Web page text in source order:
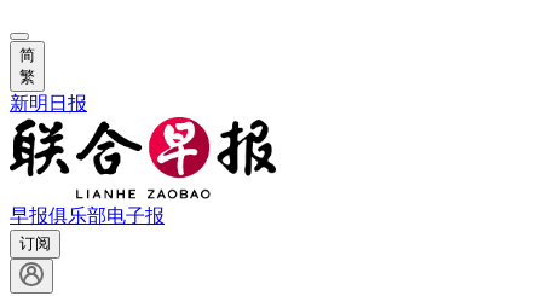
简
繁
新明日报
早报俱乐部电子报
订阅